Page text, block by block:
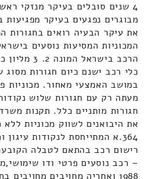
מבוגרים נפגעים בעיקר מפגיעות
את עיקר הבעיה רואים בחגורות
המכוניות המסיעות נוסעים
כלי רכב ישנם כיום חגורות מסוג
מעתה רק עם חגורות שלוש
חגורות מותניים כלל. תקנות
את היבואנים לשווק מכוניות ללא
364.א המתייחסת לנקודות
רישום רכב בהתאם לטבלה
– רכב נוסעים פרטי ודו
1988 ואחריה מחויבים